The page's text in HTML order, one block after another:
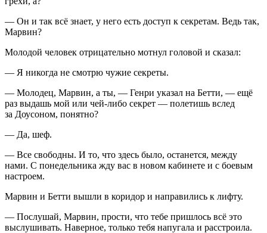
— Он и так всё знает, у него есть доступ к секретам. Ведь так,
Марвин?
Молодой человек отрицательно мотнул головой и сказал:
— Я никогда не смотрю чужие секреты.
— Молодец, Марвин, а ты, — Генри указал на Бетти, — ещё
раз выдашь мой или чей-либо секрет — полетишь вслед
за Доусоном, понятно?
— Да, шеф.
— Все свободны. И то, что здесь было, останется, между
нами. С понедельника жду вас в новом кабинете и с боевым
настроем.
Марвин и Бетти вышли в коридор и направились к лифту.
— Послушай, Марвин, прости, что тебе пришлось всё это
выслушивать. Наверное, только тебя напугала и расстроила.